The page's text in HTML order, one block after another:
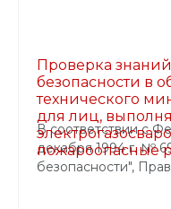
Проверка
безопасности в
технического
для лиц,
пожароопасные
В соответствии с
декабря 1994 г. №
безопасности",